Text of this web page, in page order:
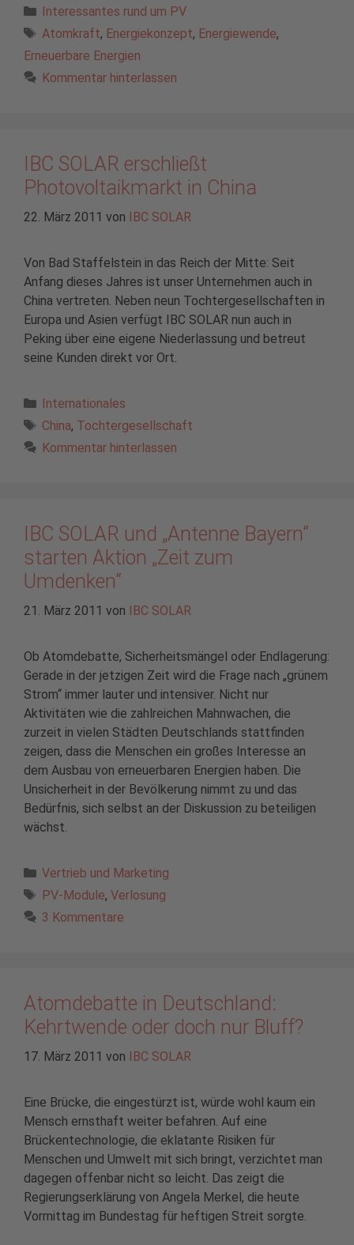
Kategorien
Interessantes rund um PV
Schlagwörter
Atomkraft, Energiekonzept, Energiewende,
Erneuerbare Energien
Kommentar hinterlassen
IBC SOLAR erschließt
Photovoltaikmarkt in China
22. März 2011 von IBC SOLAR
Von Bad Staffelstein in das Reich der Mitte: Seit
Anfang dieses Jahres ist unser Unternehmen auch in
China vertreten. Neben neun Tochtergesellschaften in
Europa und Asien verfügt IBC SOLAR nun auch in
Peking über eine eigene Niederlassung und betreut
seine Kunden direkt vor Ort.
Kategorien
Internationales
Schlagwörter
China, Tochtergesellschaft
Kommentar hinterlassen
IBC SOLAR und „Antenne Bayern“
starten Aktion „Zeit zum
Umdenken“
21. März 2011 von IBC SOLAR
Ob Atomdebatte, Sicherheitsmängel oder Endlagerung:
Gerade in der jetzigen Zeit wird die Frage nach „grünem
Strom“ immer lauter und intensiver. Nicht nur
Aktivitäten wie die zahlreichen Mahnwachen, die
zurzeit in vielen Städten Deutschlands stattfinden
zeigen, dass die Menschen ein großes Interesse an
dem Ausbau von erneuerbaren Energien haben. Die
Unsicherheit in der Bevölkerung nimmt zu und das
Bedürfnis, sich selbst an der Diskussion zu beteiligen
wächst.
Kategorien
Vertrieb und Marketing
Schlagwörter
PV-Module, Verlosung
3 Kommentare
Atomdebatte in Deutschland:
Kehrtwende oder doch nur Bluff?
17. März 2011 von IBC SOLAR
Eine Brücke, die eingestürzt ist, würde wohl kaum ein
Mensch ernsthaft weiter befahren. Auf eine
Brückentechnologie, die eklatante Risiken für
Menschen und Umwelt mit sich bringt, verzichtet man
dagegen offenbar nicht so leicht. Das zeigt die
Regierungserklärung von Angela Merkel, die heute
Vormittag im Bundestag für heftigen Streit sorgte.